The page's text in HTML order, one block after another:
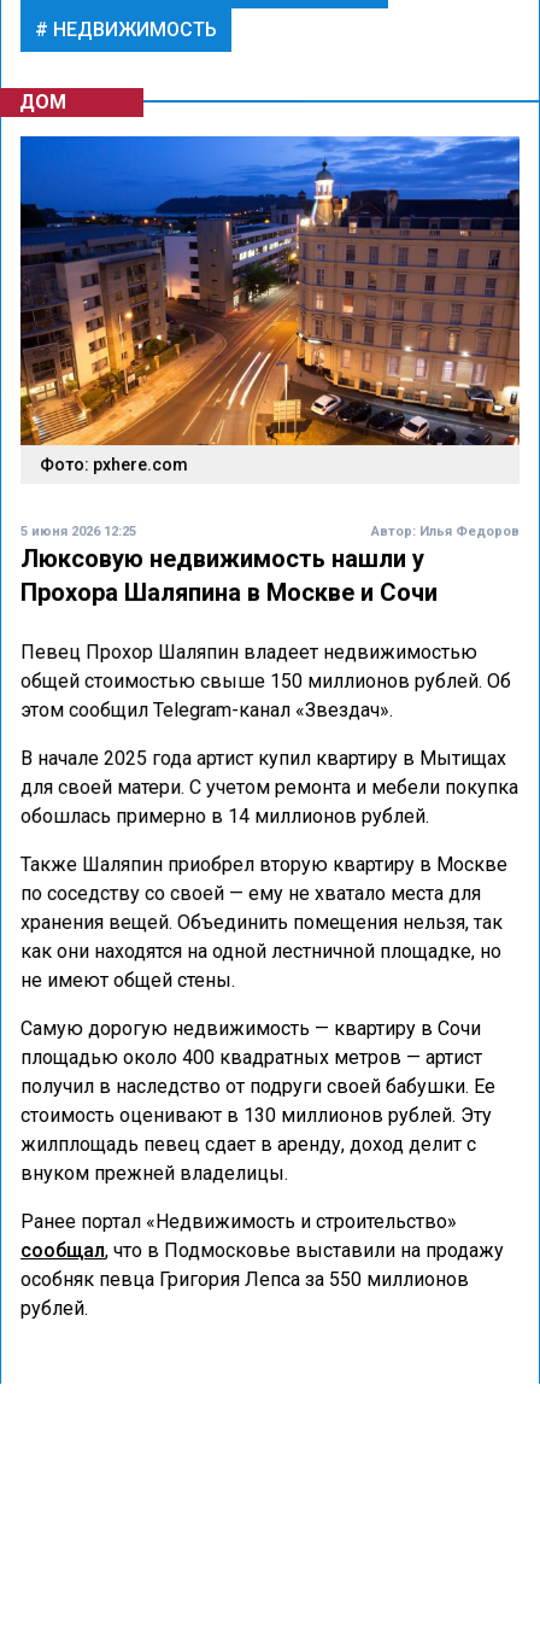
НЕДВИЖИМОСТЬ
ДОМ
Фото: pxhere.com
5 июня 2026 12:25 Автор: Илья Федоров
Люксовую недвижимость нашли у
Прохора Шаляпина в Москве и Сочи
Певец Прохор Шаляпин владеет недвижимостью
общей стоимостью свыше 150 миллионов рублей. Об
этом сообщил Telegram-канал «Звездач».
В начале 2025 года артист купил квартиру в Мытищах
для своей матери. С учетом ремонта и мебели покупка
обошлась примерно в 14 миллионов рублей.
Также Шаляпин приобрел вторую квартиру в Москве
по соседству со своей — ему не хватало места для
хранения вещей. Объединить помещения нельзя, так
как они находятся на одной лестничной площадке, но
не имеют общей стены.
Самую дорогую недвижимость — квартиру в Сочи
площадью около 400 квадратных метров — артист
получил в наследство от подруги своей бабушки. Ее
стоимость оценивают в 130 миллионов рублей. Эту
жилплощадь певец сдает в аренду, доход делит с
внуком прежней владелицы.
Ранее портал «Недвижимость и строительство»
сообщал, что в Подмосковье выставили на продажу
особняк певца Григория Лепса за 550 миллионов
рублей.